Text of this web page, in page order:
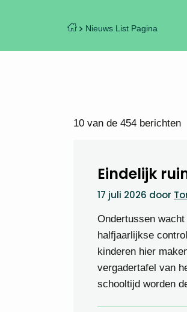
Nieuws List Pagina
10 van de 454 berichten
Eindelijk
17 juli 2026 door
Ondertussen
halfjaarlijkse
kinderen hier
vergadertafel van
schooltijd worden